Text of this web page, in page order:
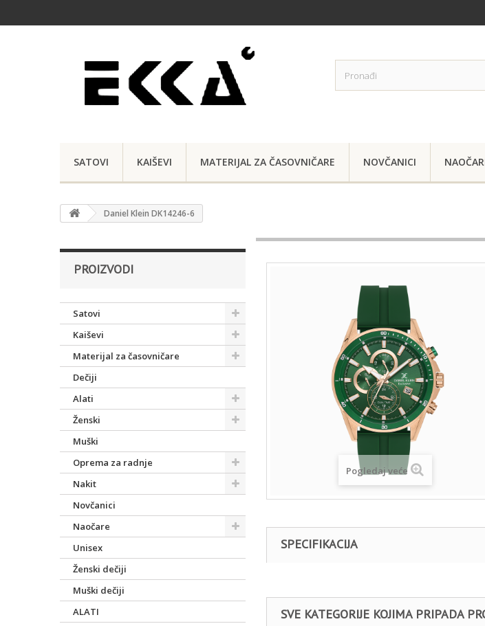
SATOVI KAIŠEVI MATERIJAL ZA ČASOVNIČARE NOVČANICI
Daniel Klein DK14246-6
PROIZVODI
Satovi
Kaiševi
Materijal za časovničare
Dečiji
Alati
Ženski
Muški
Oprema za radnje
Nakit
Novčanici
Naočare
Unisex
Ženski dečiji
Muški dečiji
ALATI
Pogledaj veće
SPECIFIKACIJA
SVE KATEGORIJE KOJIMA PRIPADA